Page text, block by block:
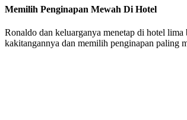
Memilih Penginapan Mewah Di Hotel
Ronaldo dan keluarganya menetap di hotel
kakitangannya dan memilih penginapan paling